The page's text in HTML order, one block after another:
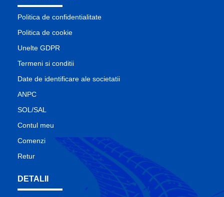
Politica de confidentialitate
Politica de cookie
Unelte GDPR
Termeni si conditii
Date de identificare ale societatii
ANPC
SOL/SAL
Contul meu
Comenzi
Retur
DETALII